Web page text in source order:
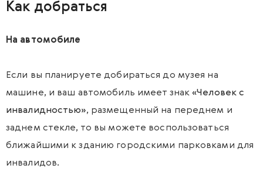
Как добраться
На автомобиле
Если вы планируете добираться до музея на
машине, и ваш автомобиль имеет знак«Человек с
инвалидностью», размещенный на переднем и
заднем стекле, то вы можете воспользоваться
ближайшими к зданию городскими парковками для
инвалидов.